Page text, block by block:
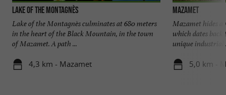
Lake of the Montagnès
Lake of the Montagnès culminates at 680 meters
in the heart of the Black Mountain, in the town
of Mazamet. A path ...
4,3 km - Mazamet
Mazamet
Mazamet hides
which dates
unique industrial
5,0 km -